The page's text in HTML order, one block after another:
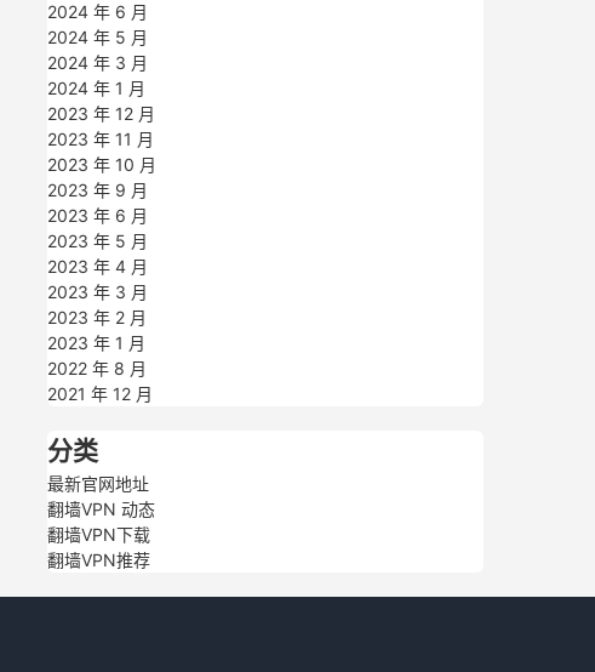
2024 年 6 月
2024 年 5 月
2024 年 3 月
2024 年 1 月
2023 年 12 月
2023 年 11 月
2023 年 10 月
2023 年 9 月
2023 年 6 月
2023 年 5 月
2023 年 4 月
2023 年 3 月
2023 年 2 月
2023 年 1 月
2022 年 8 月
2021 年 12 月
分类
最新官网地址
翻墙VPN 动态
翻墙VPN下载
翻墙VPN推荐